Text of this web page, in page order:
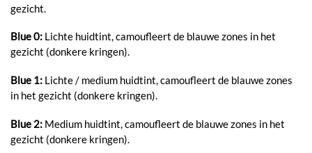
gezicht.
Blue 0: Lichte huidtint, camoufleert de blauwe zones in het
gezicht (donkere kringen).
Blue 1: Lichte / medium huidtint, camoufleert de blauwe zones
in het gezicht (donkere kringen).
Blue 2: Medium huidtint, camoufleert de blauwe zones in het
gezicht (donkere kringen).